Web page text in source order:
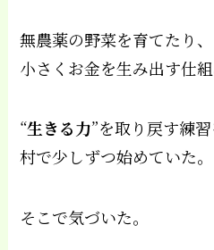
無農薬の野菜を育てたり、
小さくお金を生み出す仕組
“生きる力”を取り戻す練習
村で少しずつ始めていた。
そこで気づいた。